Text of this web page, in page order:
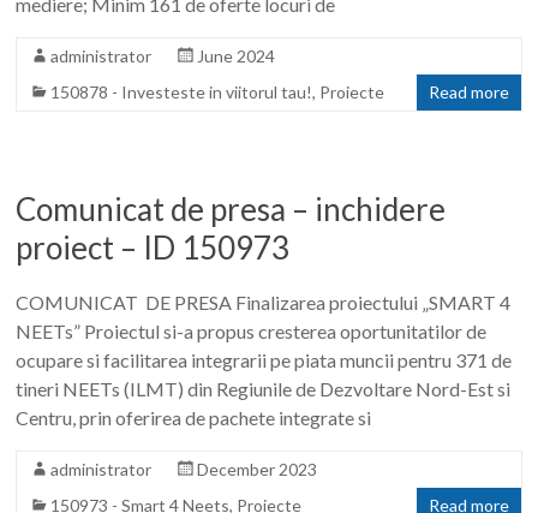
administrator
June 2024
150878 - Investeste in viitorul tau!, Proiecte Read more
Comunicat de presa – inchidere
proiect – ID 150973
COMUNICAT DE PRESA Finalizarea proiectului „SMART 4
NEETs” Proiectul si-a propus cresterea oportunitatilor de
ocupare si facilitarea integrarii pe piata muncii pentru 371 de
tineri NEETs (ILMT) din Regiunile de Dezvoltare Nord-Est si
Centru, prin oferirea de pachete integrate si
administrator
December 2023
150973 - Smart 4 Neets, Proiecte Read more